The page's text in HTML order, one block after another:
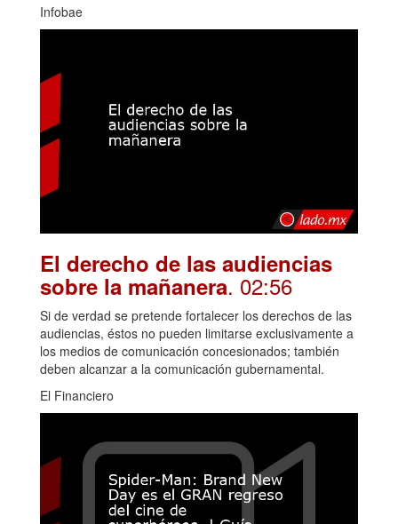
Infobae
El derecho de las audiencias
sobre la mañanera. 02:56
Si de verdad se pretende fortalecer los derechos de las
audiencias, éstos no pueden limitarse exclusivamente a
los medios de comunicación concesionados; también
deben alcanzar a la comunicación gubernamental.
El Financiero